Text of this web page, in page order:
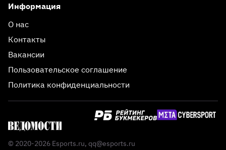
Информация
О нас
Контакты
Вакансии
Пользовательское соглашение
Политика конфиденциальности
© 2020-2026 Esports.ru, qq@esports.ru